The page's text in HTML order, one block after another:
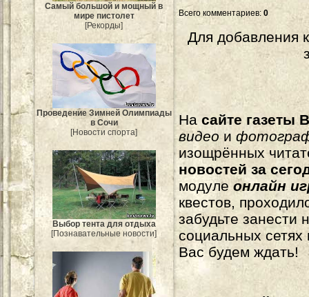
Самый большой и мощный в
мире пистолет
[Рекорды]
Проведение Зимней Олимпиады
в Сочи
[Новости спорта]
Выбор тента для отдыха
[Познавательные новости]
Всего комментариев: 0
Для добавления
На сайте газеты
видео и
изощрённых
новостей за
модуле онлайн
квестов,
забудьте
социальных
Вас будем ждать!